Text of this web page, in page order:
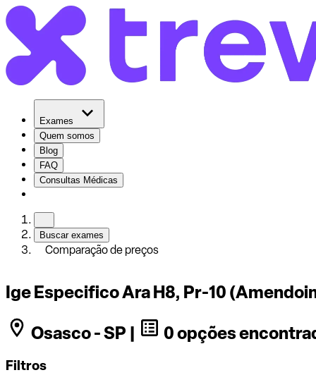
Exames
Quem somos
Blog
FAQ
Consultas Médicas
Buscar exames
Comparação de preços
Ige Especifico Ara H8, Pr-10
Osasco - SP |
0 opções
Filtros